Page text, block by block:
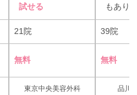
試せる
もあり
21院 39院
無料 無料
東京中央美容外科 品川